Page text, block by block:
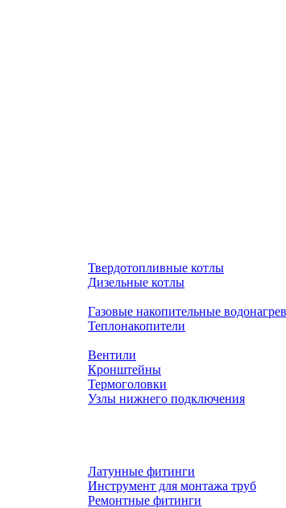
Твердотопливные котлы
Дизельные котлы
Газовые накопительные
Теплонакопители
Вентили
Кронштейны
Термоголовки
Узлы нижнего подключения
Латунные фитинги
Инструмент для монтажа труб
Ремонтные фитинги